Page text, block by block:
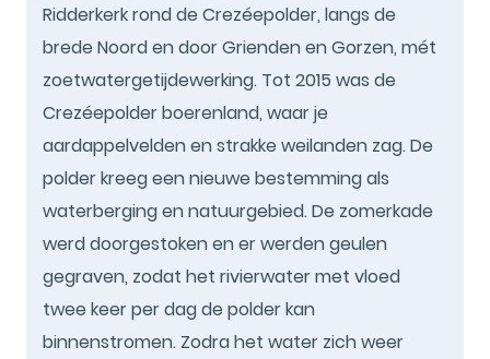
Ridderkerk rond de Crezéepolder, langs de
brede Noord en door Grienden en Gorzen, mét
zoetwatergetijdewerking. Tot 2015 was de
Crezéepolder boerenland, waar je
aardappelvelden en strakke weilanden zag. De
polder kreeg een nieuwe bestemming als
waterberging en natuurgebied. De zomerkade
werd doorgestoken en er werden geulen
gegraven, zodat het rivierwater met vloed
twee keer per dag de polder kan
binnenstromen. Zodra het water zich weer